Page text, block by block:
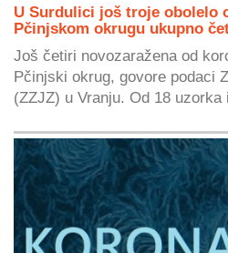
U Surdulici još troje obolelo
Pčinjskom okrugu ukupno
Još četiri novozaražena od
Pčinjski okrug, govore podaci
(ZZJZ) u Vranju. Od 18 uzorka